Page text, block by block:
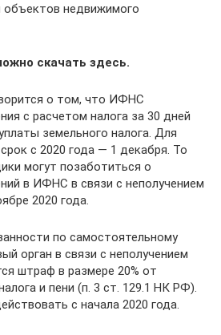
недвижимого
скачать здесь.
о том, что ИФНС
с расчетом налога за 30 дней
земельного налога. Для
с 2020 года — 1 декабря. То
могут позаботиться о
в ИФНС в связи с неполучением
2020 года.
по самостоятельному
орган в связи с неполучением
штраф в размере 20% от
и пени (п. 3 ст. 129.1 НК РФ).
с начала 2020 года.